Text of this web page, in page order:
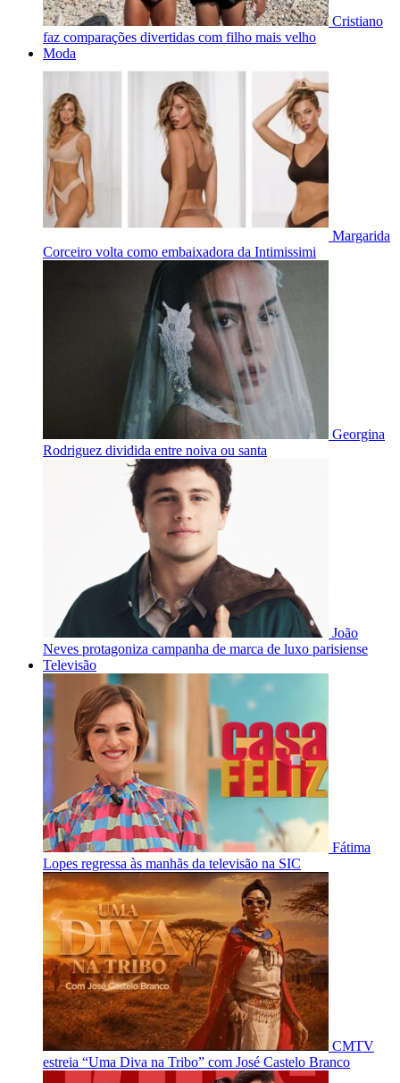
Cristiano
faz comparações divertidas com filho mais velho
Moda
Margarida
Corceiro volta como embaixadora da Intimissimi
Georgina
Rodriguez dividida entre noiva ou santa
João
Neves protagoniza campanha de marca de luxo parisiense
Televisão
Fátima
Lopes regressa às manhãs da televisão na SIC
CMTV
estreia “Uma Diva na Tribo” com José Castelo Branco